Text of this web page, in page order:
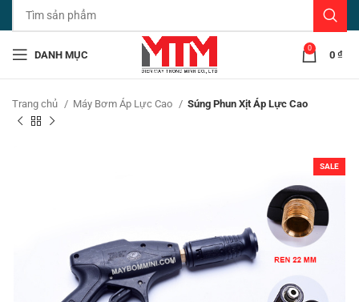
DANH MỤC
0
0 ₫
Trang chủ Máy Bơm Áp Lực Cao Súng Phun Xịt Áp Lực Cao
SALE